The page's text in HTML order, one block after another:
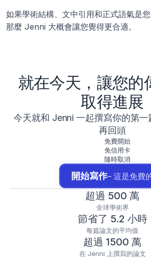
如果學術結構、文中引用和正式語氣是
那麼 Jenni 大概會讓您覺得更合適。
就在今天，讓您的
取得進展
今天就和 Jenni 一起撰寫你的第
再回頭
免費開始
免信用卡
隨時取消
開始寫作– 這是免費
超過 500 萬
全球學術界
節省了 5.2 小時
每篇論文的平均值
超過 1500 萬
在 Jenni 上撰寫的論文